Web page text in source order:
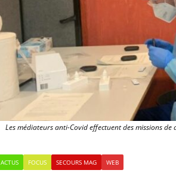
Les médiateurs anti-Covid effectuent des missions
ACTUS FOCUS SECOURS MAG WEB